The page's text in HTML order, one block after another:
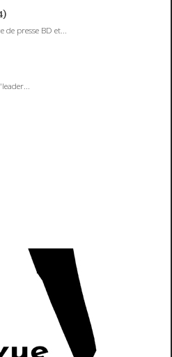
de presse BD et...